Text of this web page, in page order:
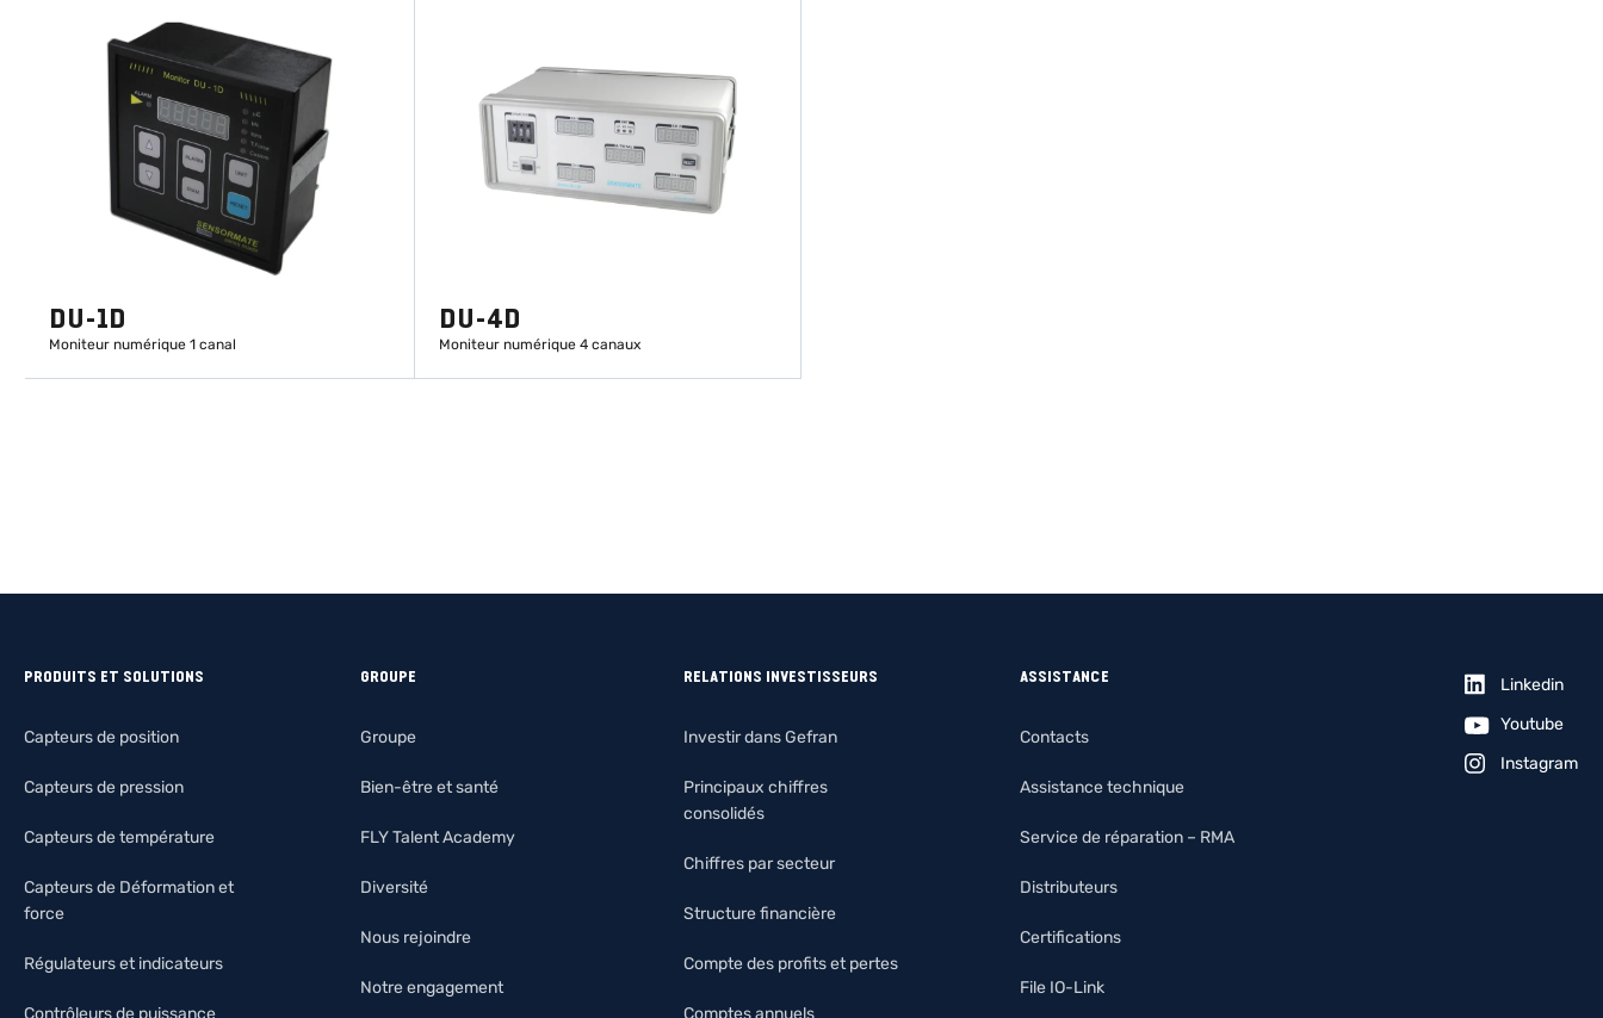
DU-1D
Moniteur numérique 1 canal
DU-4D
Moniteur numérique 4 canaux
PRODUITS ET SOLUTIONS
Capteurs de position
Capteurs de pression
Capteurs de température
Capteurs de Déformation et
force
Régulateurs et indicateurs
Contrôleurs de puissance
GROUPE
Groupe
Bien-être et santé
FLY Talent Academy
Diversité
Nous rejoindre
Notre engagement
RELATIONS INVESTISSEURS
Investir dans Gefran
Principaux chiffres
consolidés
Chiffres par secteur
Structure financière
Compte des profits et pertes
Comptes annuels
ASSISTANCE
Contacts
Assistance technique
Service de réparation – RMA
Distributeurs
Certifications
File IO-Link
Linkedin
Youtube
Instagram